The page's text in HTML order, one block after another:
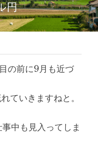
円
の前に9月も近づ
ていきますねと。
中も見入ってしま